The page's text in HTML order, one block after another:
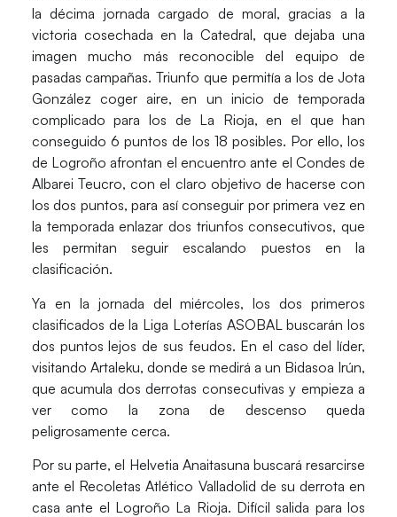
la décima jornada cargado de moral, gracias a la
victoria cosechada en la Catedral, que dejaba una
imagen mucho más reconocible del equipo de
pasadas campañas. Triunfo que permitía a los deJota
González coger aire, en un inicio de temporada
complicado para los de La Rioja, en el que han
conseguido 6 puntos de los 18 posibles. Por ello, los
de Logroño afrontan el encuentro ante el Condes de
Albarei Teucro, con el claro objetivo de hacerse con
los dos puntos, para así conseguir por primera vez en
la temporada enlazar dos triunfos consecutivos, que
les permitan seguir escalando puestos en la
clasificación.
Ya en la jornada del miércoles, los dos primeros
clasificados de la Liga Loterías ASOBAL buscarán los
dos puntos lejos de sus feudos. En el caso del líder,
visitando Artaleku, donde se medirá a un Bidasoa Irún,
que acumula dos derrotas consecutivas y empieza a
ver como la zona de descenso queda
peligrosamente cerca.
Por su parte, el Helvetia Anaitasuna buscará resarcirse
ante el Recoletas Atlético Valladolid de su derrota en
casa ante el Logroño La Rioja. Difícil salida para los